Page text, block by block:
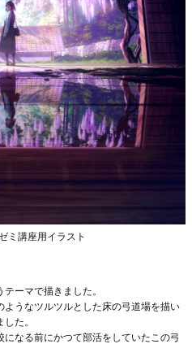
ミ講座用イラスト
ーマで描きました。
うなツルツルとした床の弓道場を描い
た。
なる前にかつて部活をしていたこの弓